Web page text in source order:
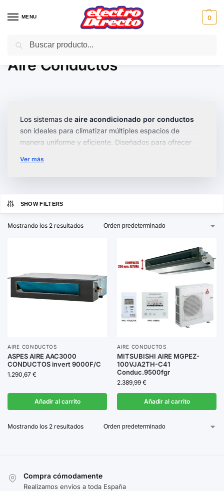
MENU 0
Inicio Climatización / Aire Acondicionado
Aire Conductos
Los sistemas de aire acondicionado por conductos
son ideales para climatizar múltiples espacios de
manera uniforme y eficiente. Diseñados para ofrecer
solución perfecta para mantener una temperatura
necesidades específicas de cada espacio,
garantizando un rendimiento óptimo.
Elige el sistema de aire por conductos que mejor se
adapte a tus necesidades y transforma tu ambiente en
Ver más
SHOW FILTERS
Mostrando los 2 resultados
AIRE CONDUCTOS
ASPES AIRE AAC3000
CONDUCTOS invert 9000F/C
1.290,67 €
Añadir al carrito
AIRE CONDUCTOS
MITSUBISHI AIRE MGPEZ-
100VJA2TH-C41
Conduc.9500fgr
2.389,99 €
Añadir al carrito
Mostrando los 2 resultados
Compra cómodamente
Realizamos envíos a toda España